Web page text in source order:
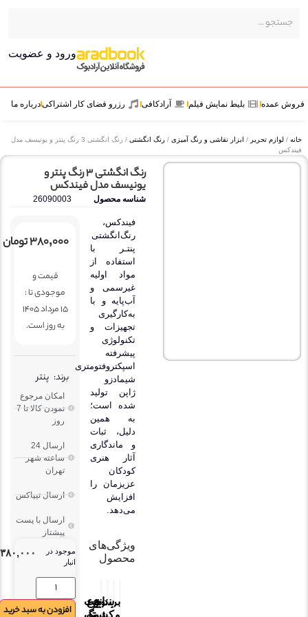
ورود و عضویت
بلیط نمایش فیلم آرادکافی رزرو فضای کار اشتراکیدرباره ما
تحریر/ابزار نقاشی و رنگ آمیزی /رنگ انگشتی
/ رنگ انگشتی 3 رنگ پنتر و یونیسف مدل
رنگ انگشتی 3 رنگ پنتر و
یونیسف مدل فیندکس
شناسه محصول 26090003
فیندکس،
رنگ‌انگشتی
پنتـر با
استفاده از
مواد اولیه
غیرسمی و
آب‌پایه و با
به‌کارگیری
تجهیزات و
تکنولوژی
پیشرفته
اسپکتروفتومتری
شیمادزو
ژاپن تولید
شده است؛
به همین
دلیل، ثبات
و ماندگاری
آثار هنری
کودکان
عزیزمان را
افزایش
می‌دهد.
ویژگی‌های
محصول
ساخت
کشور
نوع
بسته
نوع
رنگ
۳۸۰,۰۰۰تومان
موجودی تا :
15 مرداد 1405
به روز است.
پنتر
امکان مرجوع
نمودن کالا تا 7
روز
ارسال 24
ساعته شهر
ارسال تیپاکس
ارسال با پست
پیشتاز
موجود در
انبار
افزودن به سبد خرید
۳۸۰,۰۰۰ تومان